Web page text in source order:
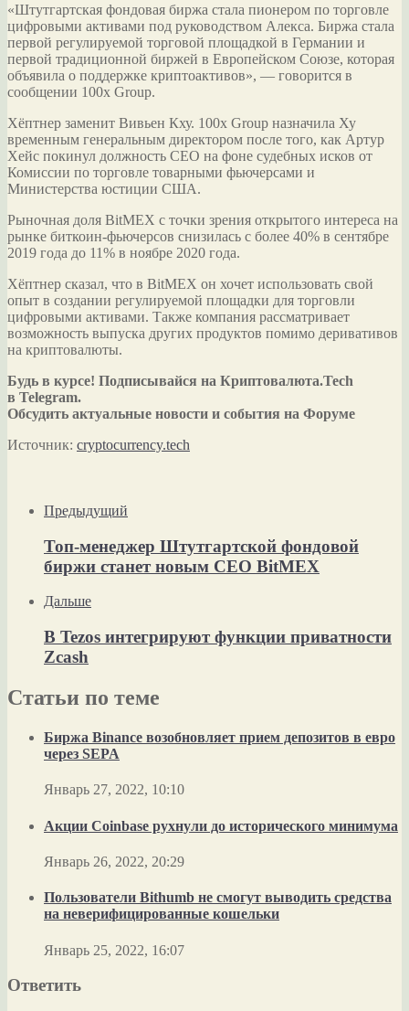
«Штутгартская фондовая биржа стала пионером по торговле
цифровыми активами под руководством Алекса. Биржа стала
первой регулируемой торговой площадкой в Германии и
первой традиционной биржей в Европейском Союзе, которая
объявила о поддержке криптоактивов», ― говорится в
сообщении 100x Group.
Хёптнер заменит Вивьен Кху. 100x Group назначила Ху
временным генеральным директором после того, как Артур
Хейс покинул должность CEO на фоне судебных исков от
Комиссии по торговле товарными фьючерсами и
Министерства юстиции США.
Рыночная доля BitMEX с точки зрения открытого интереса на
рынке биткоин-фьючерсов снизилась с более 40% в сентябре
2019 года до 11% в ноябре 2020 года.
Хёптнер сказал, что в BitMEX он хочет использовать свой
опыт в создании регулируемой площадки для торговли
цифровыми активами. Также компания рассматривает
возможность выпуска других продуктов помимо деривативов
на криптовалюты.
Будь в курсе! Подписывайся на Криптовалюта.Tech
в Telegram.
Обсудить актуальные новости и события на Форуме
Источник: cryptocurrency.tech
Предыдущий
Топ-менеджер Штутгартской фондовой
биржи станет новым CEO BitMEX
Дальше
В Tezos интегрируют функции приватности
Zcash
Статьи по теме
Биржа Binance возобновляет прием депозитов в евро
через SEPA
Январь 27, 2022, 10:10
Акции Coinbase рухнули до исторического минимума
Январь 26, 2022, 20:29
Пользователи Bithumb не смогут выводить средства
на неверифицированные кошельки
Январь 25, 2022, 16:07
Ответить